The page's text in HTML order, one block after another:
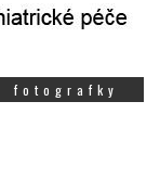
fotografky